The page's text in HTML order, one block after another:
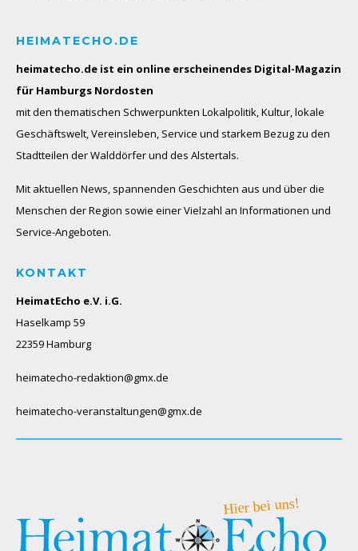
HEIMATECHO.DE
heimatecho.de ist ein online erscheinendes Digital-Magazin
für Hamburgs Nordosten
mit den thematischen Schwerpunkten Lokalpolitik, Kultur, lokale
Geschäftswelt, Vereinsleben, Service und starkem Bezug zu den
Stadtteilen der Walddörfer und des Alstertals.
Mit aktuellen News, spannenden Geschichten aus und über die
Menschen der Region sowie einer Vielzahl an Informationen und
Service-Angeboten.
KONTAKT
HeimatEcho e.V. i.G.
Haselkamp 59
22359 Hamburg
heimatecho-redaktion@gmx.de
heimatecho-veranstaltungen@gmx.de